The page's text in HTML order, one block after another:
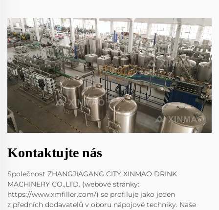
Kontaktujte nás
Společnost ZHANGJIAGANG CITY XINMAO DRINK
MACHINERY CO.,LTD. (webové stránky:
https://www.xmfiller.com/) se profiluje jako jeden
z předních dodavatelů v oboru nápojové techniky. Naše